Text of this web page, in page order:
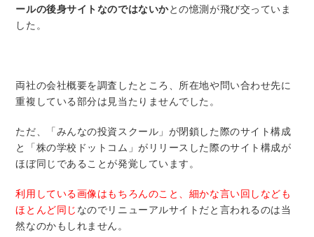
ールの後身サイトなのではないかとの憶測が飛び交っていま
した。
両社の会社概要を調査したところ、所在地や問い合わせ先に
重複している部分は見当たりませんでした。
ただ、「みんなの投資スクール」が閉鎖した際のサイト構成
と「株の学校ドットコム」がリリースした際のサイト構成が
ほぼ同じであることが発覚しています。
利用している画像はもちろんのこと、細かな言い回しなども
ほとんど同じ なのでリニューアルサイトだと言われるのは当
然なのかもしれません。